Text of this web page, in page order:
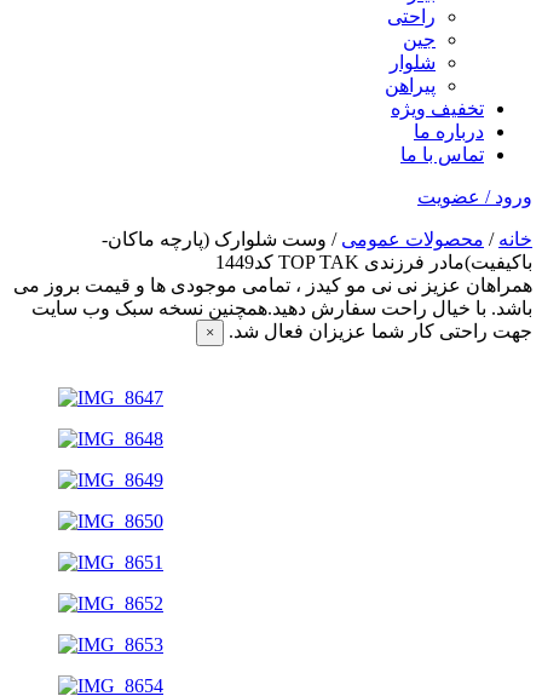
راحتی
جین
شلوار
پیراهن
تخفیف ویژه
درباره ما
تماس با ما
ورود / عضویت
خانه / محصولات عمومی / وست شلوارک (پارچه ماکان-
باکیفیت)مادر فرزندی TOP TAK کد1449
همراهان عزیز نی نی مو کیدز ، تمامی موجودی ها و قیمت بروز می
باشد. با خیال راحت سفارش دهید.همچنین نسخه سبک وب سایت
جهت راحتی کار شما عزیزان فعال شد.
×